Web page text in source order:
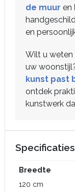
de muur en
en
Wilt u weten
uw
kunst past
ontdek
kunstwerk
Specificaties
Breedte
120 cm